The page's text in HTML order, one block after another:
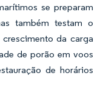
se preparam
também testam o
da carga
de porão em voos
de horários